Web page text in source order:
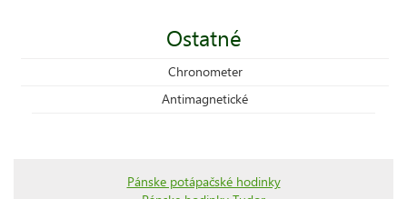
Ostatné
Chronometer
Antimagnetické
Pánske potápačské hodinky